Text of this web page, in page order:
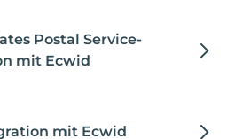
Postal Service-
mit Ecwid
mit Ecwid